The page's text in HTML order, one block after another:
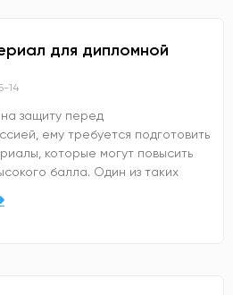
для дипломной
14
защиту перед
ему требуется подготовить
которые могут повысить
балла. Один из таких